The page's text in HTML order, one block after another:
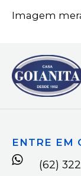
Imagem
ENTRE EM
(62)